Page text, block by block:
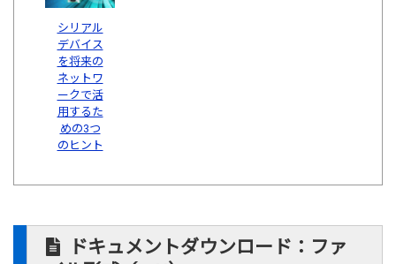
シリアル
デバイス
を将来の
ネットワ
ークで活
用するた
めの3つ
のヒント
ドキュメントダウンロード：ファ